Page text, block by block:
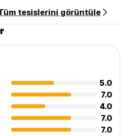
tesislerini görüntüle
5.0
7.0
4.0
7.0
7.0